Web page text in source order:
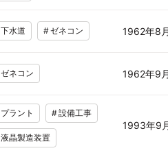
下水道 #ゼネコン 1962年8月
ゼネコン 1962年9月
プラント #設備工事
液晶製造装置
1993年9